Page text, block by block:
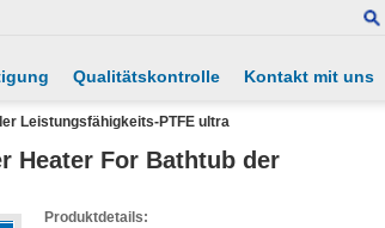
Qualitätskontrolle Kontakt mit uns
Leistungsfähigkeits-PTFE ultra
Heater For Bathtub der
Produktdetails: